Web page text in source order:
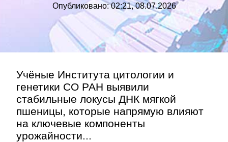
Опубликовано: 02:21, 08.07.2026
Учёные Института цитологии и
генетики СО РАН выявили
стабильные локусы ДНК мягкой
пшеницы, которые напрямую влияют
на ключевые компоненты
урожайности...
»
Контакт»